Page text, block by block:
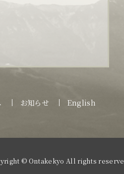
お知らせ English
© Ontakekyo All rights reserve